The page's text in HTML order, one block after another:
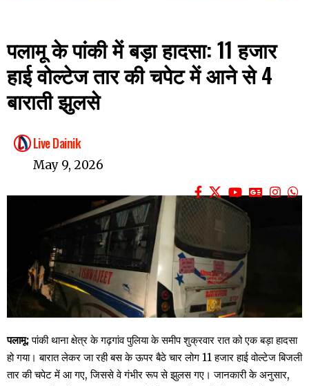
पलामू के पांकी में बड़ा हादसा: 11 हजार
हाई वोल्टेज तार की चपेट में आने से 4
बाराती झुलसे
Live Dainik
May 9, 2026
पलामू:पांकी थाना क्षेत्र के गढ़गांव पुलिया के समीप शुक्रवार रात को एक बड़ा हादसा
हो गया। बारात लेकर जा रही बस के ऊपर बैठे चार लोग 11 हजार हाई वोल्टेज बिजली
तार की चपेट में आ गए, जिससे वे गंभीर रूप से झुलस गए। जानकारी के अनुसार,